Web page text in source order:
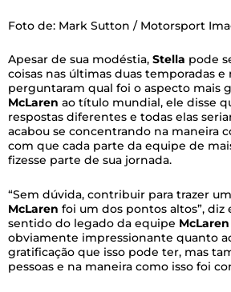
Foto de: Mark Sutton / Motorsport
Apesar de sua modéstia, Stella pode
coisas nas últimas duas temporadas e
perguntaram qual foi o aspecto mais
McLaren ao título mundial, ele disse
respostas diferentes e todas elas
acabou se concentrando na maneira
com que cada parte da equipe de
fizesse parte de sua jornada.
“Sem dúvida, contribuir para trazer
McLaren foi um dos pontos altos”, diz
sentido do legado da equipe McLaren
obviamente impressionante quanto
gratificação que isso pode ter, mas
pessoas e na maneira como isso foi